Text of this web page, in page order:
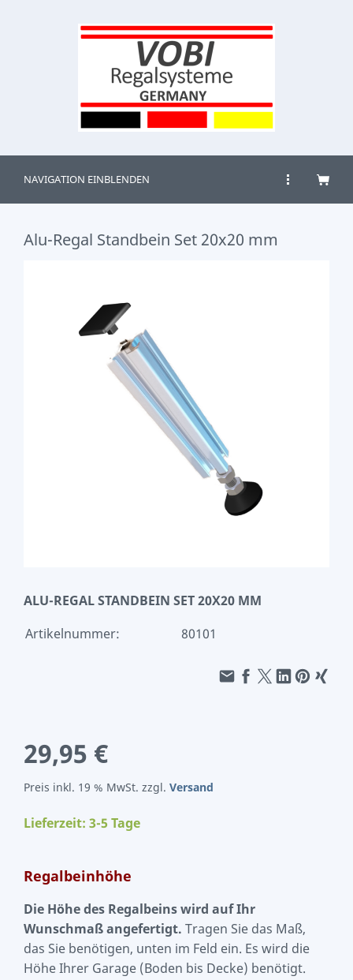
NAVIGATION EINBLENDEN
Alu-Regal Standbein Set 20x20 mm
ALU-REGAL STANDBEIN SET 20X20 MM
Artikelnummer:
80101
29,95 €
Preis inkl. 19 % MwSt. zzgl. Versand
Lieferzeit: 3-5 Tage
Regalbeinhöhe
Die Höhe des Regalbeins wird auf Ihr
Wunschmaß angefertigt. Tragen Sie das Maß,
das Sie benötigen, unten im Feld ein. Es wird die
Höhe Ihrer Garage (Boden bis Decke) benötigt.